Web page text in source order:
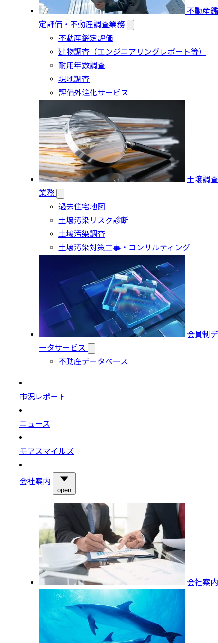
不動産鑑
定評価・不動産調査業務
不動産鑑定評価
建物調査（エンジニアリングレポート等）
耐用年数調査
現地調査
評価外注化サービス
土壌調査
業務
過去住宅地図
土壌汚染リスク診断
土壌汚染調査
土壌汚染対策工事・コンサルティング
会員制デ
ータサービス
不動産データベース
市況レポート
ニュース
モアスマイルズ
会社案内
open
会社案内